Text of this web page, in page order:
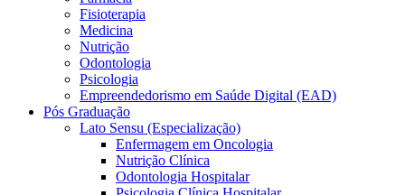
Fisioterapia
Medicina
Nutrição
Odontologia
Psicologia
Empreendedorismo em Saúde Digital (EAD)
Pós Graduação
Lato Sensu (Especialização)
Enfermagem em Oncologia
Nutrição Clínica
Odontologia Hospitalar